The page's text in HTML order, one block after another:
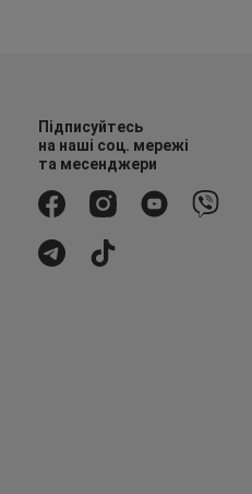
Підписуйтесь
на наші соц. мережі
та месенджери